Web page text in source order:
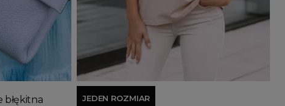
Dodaj do koszyka
Wyprzedany
błękitna JEDEN ROZMIAR